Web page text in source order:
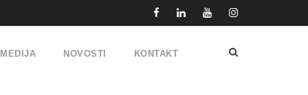
NOVOSTI KONTAKT